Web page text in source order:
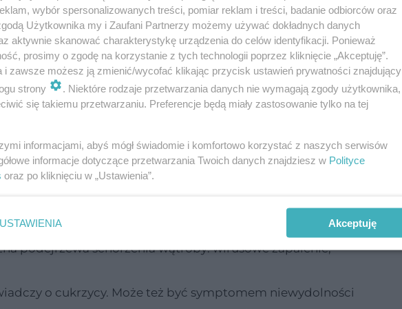
o obecności czerwonych krwinek,leukocytów, bakterii
stężenia mogą sygnalizować chorobę. Znaczek "+" przy
na żółtaczkę. Brak urobilinogenu może oznaczać
być w moczu
i trzeba przeprowadzić dalsze badania, by sprawdzić
na cukrzycę.
podejrzewa schorzenia wątroby: wirusowe zapalenie,
o cukrzycy. Może też być symptomem niewydolności
wybór spersonalizowanych treści, pomiar reklam i treści, badanie odbiorców oraz
Użytkownika my i Zaufani Partnerzy możemy używać dokładnych danych
aktywnie skanować charakterystykę urządzenia do celów identyfikacji. Ponieważ
prosimy o zgodę na korzystanie z tych technologii poprzez kliknięcie „Akceptuję”.
i zawsze możesz ją zmienić/wycofać klikając przycisk ustawień prywatności znajdujący
strony
. Niektóre rodzaje przetwarzania danych nie wymagają zgody użytkownika,
się takiemu przetwarzaniu. Preferencje będą miały zastosowanie tylko na tej
informacjami, abyś mógł świadomie i komfortowo korzystać z naszych serwisów
informacje dotyczące przetwarzania Twoich danych znajdziesz w Polityce
oraz po kliknięciu w „Ustawienia”.
USTAWIENIA Akceptuję